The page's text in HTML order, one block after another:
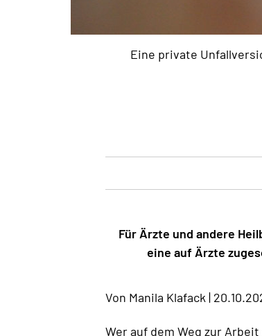
Eine private
Für Ärzte und andere
eine auf Ärzte
Von Manila Klafack |
Wer auf dem Weg zur